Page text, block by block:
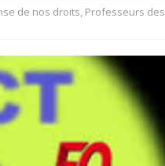
de nos droits, Professeurs des